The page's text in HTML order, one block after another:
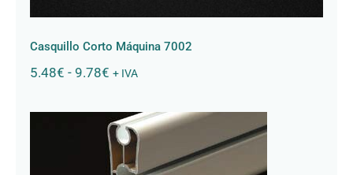
Casquillo Corto Máquina 7002
5.48€ - 9.78€Rango
desde
5.48€
hasta
9.78€
+ IVA